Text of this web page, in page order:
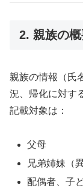
2. 親族の
親族の情報（氏
況、帰化に対す
記載対象は：
父母
兄弟姉妹（
配偶者、子